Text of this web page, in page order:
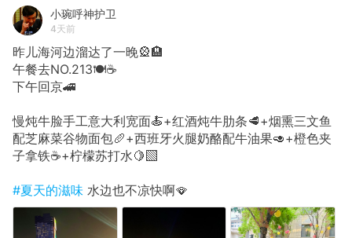
小琬呼神护卫
4天前
昨儿海河边溜达了一晚🎡🏨
午餐去NO.213🍽️☕️
下午回京🚄
慢炖牛脸手工意大利宽面🍝+红酒炖牛肋条🥩+烟熏三文鱼
配芝麻菜谷物面包🥖+西班牙火腿奶酪配牛油果🥑+橙色夹
子拿铁☕️+柠檬苏打水🍋‍🟩
#夏天的滋味 水边也不凉快啊🪭